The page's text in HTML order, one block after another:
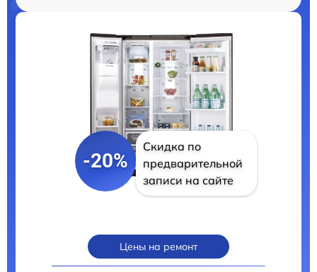
-20%
Скидка по
предварительной
записи на сайте
Цены на ремонт